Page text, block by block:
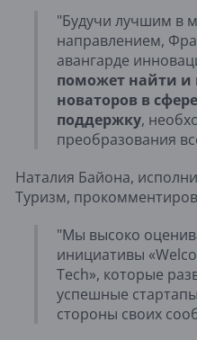
"Будучи лучшим в
направлением,
авангарде
поможет найти и
новаторов в
поддержку,
преобразования
Наталия Байона,
Туризм,
"Мы высоко
инициативы
Tech», которые
успешные
стороны своих